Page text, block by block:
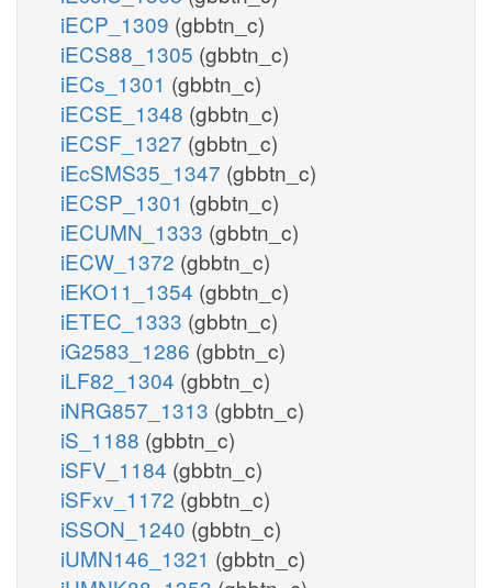
iECP_1309 (gbbtn_c)
iECS88_1305 (gbbtn_c)
iECs_1301 (gbbtn_c)
iECSE_1348 (gbbtn_c)
iECSF_1327 (gbbtn_c)
iEcSMS35_1347 (gbbtn_c)
iECSP_1301 (gbbtn_c)
iECUMN_1333 (gbbtn_c)
iECW_1372 (gbbtn_c)
iEKO11_1354 (gbbtn_c)
iETEC_1333 (gbbtn_c)
iG2583_1286 (gbbtn_c)
iLF82_1304 (gbbtn_c)
iNRG857_1313 (gbbtn_c)
iS_1188 (gbbtn_c)
iSFV_1184 (gbbtn_c)
iSFxv_1172 (gbbtn_c)
iSSON_1240 (gbbtn_c)
iUMN146_1321 (gbbtn_c)